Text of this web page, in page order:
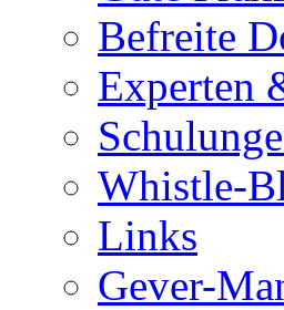
Befreite
Experten
Whistle-
Links
Gever-